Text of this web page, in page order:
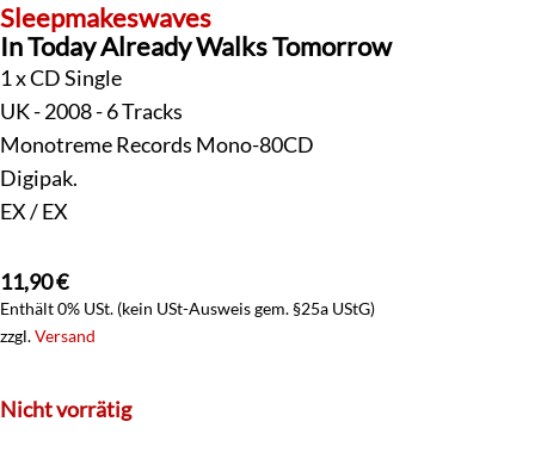
Sleepmakeswaves
In Today Already Walks Tomorrow
1 x CD Single
UK - 2008 - 6 Tracks
Monotreme Records Mono-80CD
Digipak.
EX / EX
11,90€
Enthält 0% USt. (kein USt-Ausweis gem. §25a UStG)
zzgl.Versand
Nicht vorrätig